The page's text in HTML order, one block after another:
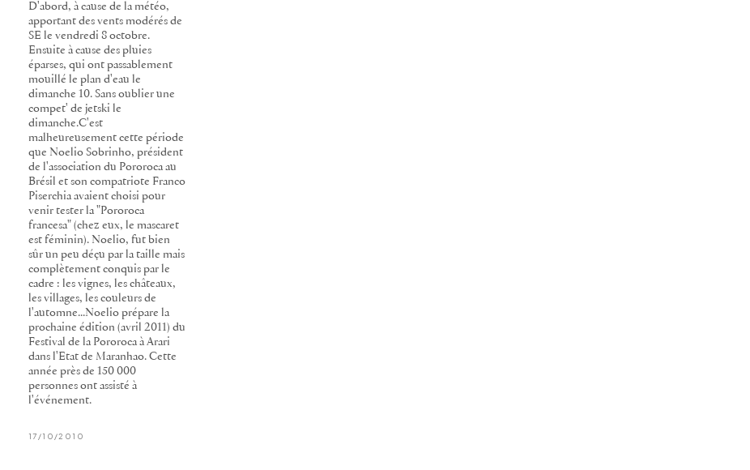
D'abord, à cause de la météo,
apportant des vents modérés de
SE le vendredi 8 octobre.
Ensuite à cause des pluies
éparses, qui ont passablement
mouillé le plan d'eau le
dimanche 10. Sans oublier une
compet' de jetski le
dimanche.C'est
malheureusement cette période
que Noelio Sobrinho, président
de l'association du Pororoca au
Brésil et son compatriote Franco
Piserchia avaient choisi pour
venir tester la "Pororoca
francesa" (chez eux, le mascaret
est féminin). Noelio, fut bien
sûr un peu déçu par la taille mais
complètement conquis par le
cadre : les vignes, les châteaux,
les villages, les couleurs de
l'automne...Noelio prépare la
prochaine édition (avril 2011) du
Festival de la Pororoca à Arari
dans l'Etat de Maranhao. Cette
année près de 150 000
personnes ont assisté à
l'événement.
17/10/2010